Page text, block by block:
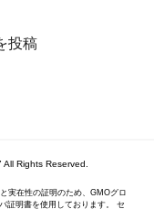
投稿
Rights Reserved.
実在性の証明のため、GMOグロ
証明書を使用しております。 セ